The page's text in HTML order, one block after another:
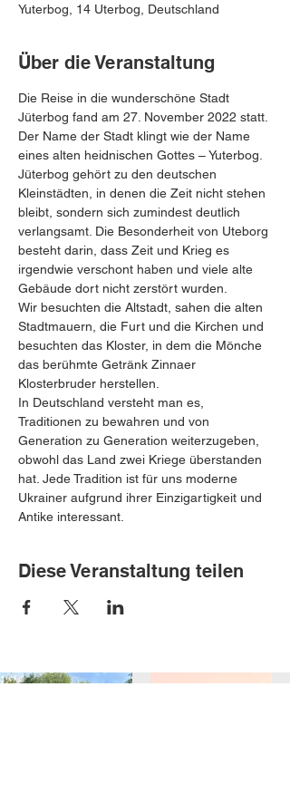
Yuterbog, 14 Uterbog, Deutschland
Über die Veranstaltung
Die Reise in die wunderschöne Stadt
Jüterbog fand am 27. November 2022 statt.
Der Name der Stadt klingt wie der Name
eines alten heidnischen Gottes – Yuterbog.
Jüterbog gehört zu den deutschen
Kleinstädten, in denen die Zeit nicht stehen
bleibt, sondern sich zumindest deutlich
verlangsamt. Die Besonderheit von Uteborg
besteht darin, dass Zeit und Krieg es
irgendwie verschont haben und viele alte
Gebäude dort nicht zerstört wurden.
Wir besuchten die Altstadt, sahen die alten
Stadtmauern, die Furt und die Kirchen und
besuchten das Kloster, in dem die Mönche
das berühmte Getränk Zinnaer
Klosterbruder herstellen.
In Deutschland versteht man es,
Traditionen zu bewahren und von
Generation zu Generation weiterzugeben,
obwohl das Land zwei Kriege überstanden
hat. Jede Tradition ist für uns moderne
Ukrainer aufgrund ihrer Einzigartigkeit und
Antike interessant.
Diese Veranstaltung teilen